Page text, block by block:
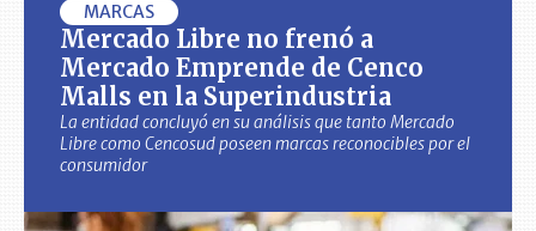
MARCAS
Mercado Libre no frenó a
Mercado Emprende de Cenco
Malls en la Superindustria
La entidad concluyó en su análisis que tanto Mercado
Libre como Cencosud poseen marcas reconocibles por el
consumidor